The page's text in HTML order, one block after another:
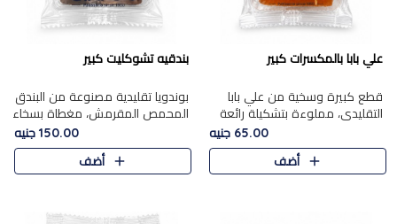
علي بابا بالمكسرات كبير
قطع كبيرة وسخية من علي بابا
التقليدي، مملوءة بتشكيلة رائعة
من المكسرات المحمصة المحمرة.
65.00 جنيه
أضف
بندقيه تشوكليت كبير
بوندويا تقليدية مصنوعة من البندق
المحمص المقرمش، مغطاة بسخاء
بشوكولاتة فاخرة غنية لتحقيق
التوازن المثالي بين قوام القرمشة
ونكهة الشوكولاتة ا..
150.00 جنيه
أضف